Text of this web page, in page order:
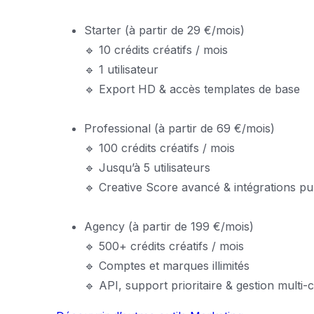
Starter (à partir de 29 €/mois)
🔹 10 crédits créatifs / mois
🔹 1 utilisateur
🔹 Export HD & accès templates de base
Professional (à partir de 69 €/mois)
🔹 100 crédits créatifs / mois
🔹 Jusqu’à 5 utilisateurs
🔹 Creative Score avancé & intégrations
Agency (à partir de 199 €/mois)
🔹 500+ crédits créatifs / mois
🔹 Comptes et marques illimités
🔹 API, support prioritaire & gestion multi-